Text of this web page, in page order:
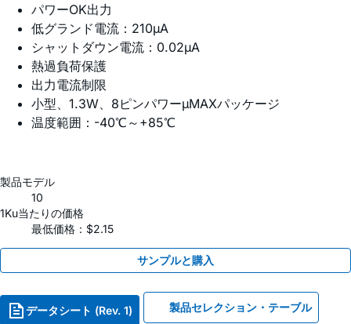
パワーOK出力
低グランド電流：210µA
シャットダウン電流：0.02µA
熱過負荷保護
出力電流制限
小型、1.3W、8ピンパワーµMAXパッケージ
温度範囲：-40℃～+85℃
製品モデル
10
1Ku当たりの価格
最低価格：$2.15
サンプルと購入
データシート (Rev. 1) 製品セレクション・テーブル